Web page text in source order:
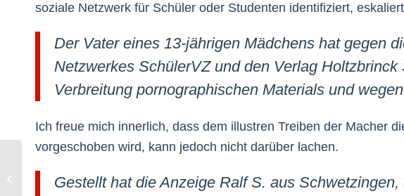
soziale Netzwerk für Schüler oder Studenten identifiziert,
Der Vater eines 13-jährigen Mädchens hat gegen
Netzwerkes SchülerVZ und den Verlag
Verbreitung pornographischen Materials und
Ich freue mich innerlich, dass dem illustren Treiben der Macher
vorgeschoben wird, kann jedoch nicht darüber lachen.
Gestellt hat die Anzeige Ralf S. aus
Klarstellung zu Sebastian F.